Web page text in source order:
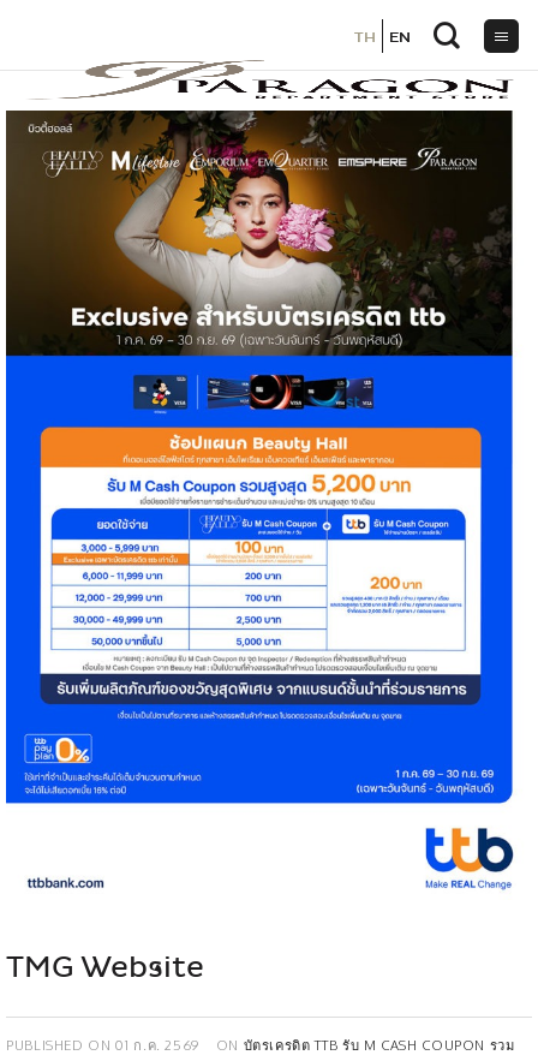
เนื้อหา
TMG Website
PUBLISHED ON01 ก.ค. 2569 ON บัตรเครดิต TTB รับ M CASH COUPON รวม
TH EN
TH EN